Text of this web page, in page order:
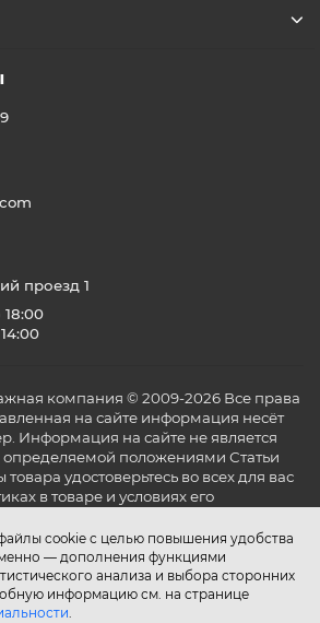
во всех направлениях. Они
и магазинов,
ресторанов,
кабинетов,
номеров и ресепшен-зон.
отличаются не только
панель. Среди ключевых
распределение воздуха —
сквозняков,
подключения свежего воздуха
и экономия электроэнергии,
шума — до 30 дБ,
насос,
опции управления: ИК-пульт,
cookie с целью повышения удобства
— дополнения функциями
анализа и выбора сторонних
информацию см. на странице
.
проезд 1
компания © 2009-2026 Все права
на сайте информация несёт
Информация на сайте не является
определяемой положениями Статьи
удостоверьтесь во всех для вас
в товаре и условиях его